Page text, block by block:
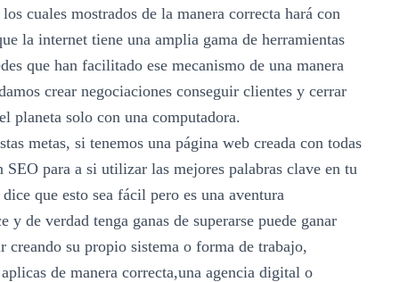
cuales mostrados de la manera correcta hará con
la internet tiene una amplia gama de herramientas
que han facilitado ese mecanismo de una manera
crear negociaciones conseguir clientes y cerrar
planeta solo con una computadora.
metas, si tenemos una página web creada con todas
SEO para a si utilizar las mejores palabras clave en tu
que esto sea fácil pero es una aventura
y de verdad tenga ganas de superarse puede ganar
su propio sistema o forma de trabajo,
de manera correcta,una agencia digital o